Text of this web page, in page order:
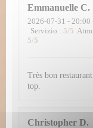
Emmanuelle C
2026-07-31 - 20:00
Servizio : 5/5
5/5
Très bon
top.
Christopher D